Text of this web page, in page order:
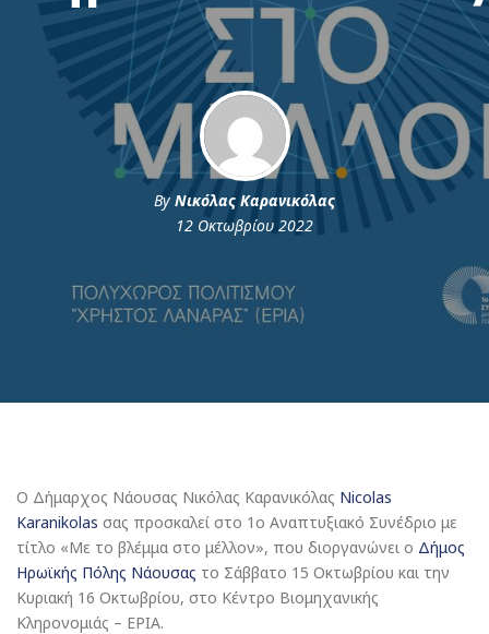
By Νικόλας Καρανικόλας
12 Οκτωβρίου 2022
Ο Δήμαρχος Νάουσας Νικόλας Καρανικόλας Nicolas
Karanikolas σας προσκαλεί στο 1ο Αναπτυξιακό Συνέδριο με
τίτλο «Με το βλέμμα στο μέλλον», που διοργανώνει ο Δήμος
Ηρωϊκής Πόλης Νάουσας το Σάββατο 15 Οκτωβρίου και την
Κυριακή 16 Οκτωβρίου, στο Κέντρο Βιομηχανικής
Κληρονομιάς – ΕΡΙΑ.